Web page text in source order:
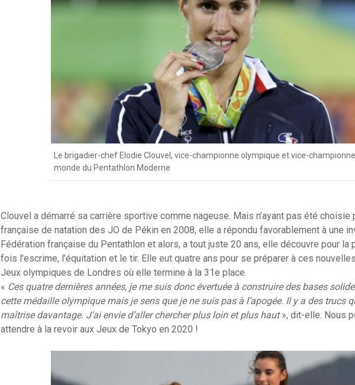
Le brigadier-chef Elodie Clouvel, vice-championne olympique et vice-
monde du Pentathlon Moderne
Clouvel a démarré sa carrière sportive comme nageuse. Mais n’ayant pas été choisie
française de natation des JO de Pékin en 2008, elle a répondu favorablement à une
Fédération française du Pentathlon et alors, a tout juste 20 ans, elle découvre pour la
fois l’escrime, l’équitation et le tir. Elle eut quatre ans pour se préparer à ces
Jeux olympiques de Londres où elle termine à la 31e place.
« Ces quatre dernières années, je me suis donc évertuée à construire des bases
cette médaille olympique mais je sens que je ne suis pas à l’apogée. Il y a des trucs
maîtrise davantage. J’ai envie d’aller chercher plus loin et plus haut», dit-elle. Nous
attendre à la revoir aux Jeux de Tokyo en 2020 !